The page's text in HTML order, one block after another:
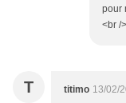
pour
<br />
T titimo 13/02/